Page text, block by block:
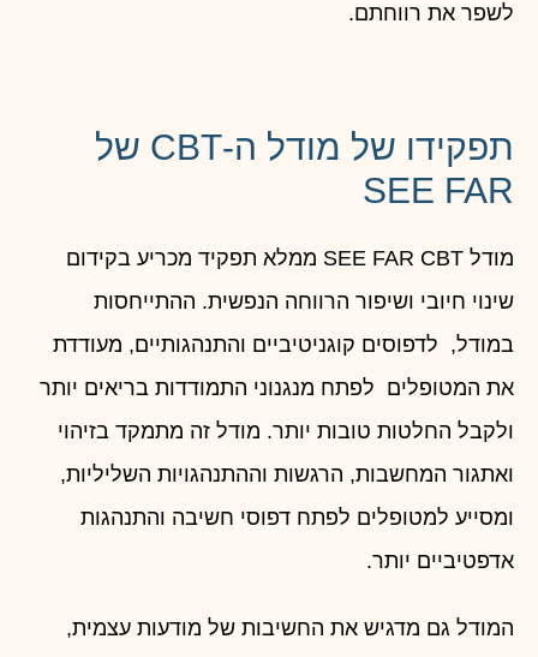
לשפר את רווחתם.
תפקידו של מודל ה-CBT של
SEE FAR
מודל SEE FAR CBT ממלא תפקיד מכריע בקידום
שינוי חיובי ושיפור הרווחה הנפשית. ההתייחסות
במודל, לדפוסים קוגניטיביים והתנהגותיים, מעודדת
את המטופלים לפתח מנגנוני התמודדות בריאים יותר
ולקבל החלטות טובות יותר. מודל זה מתמקד בזיהוי
ואתגור המחשבות, הרגשות וההתנהגויות השליליות,
ומסייע למטופלים לפתח דפוסי חשיבה והתנהגות
אדפטיביים יותר.
המודל גם מדגיש את החשיבות של מודעות עצמית,